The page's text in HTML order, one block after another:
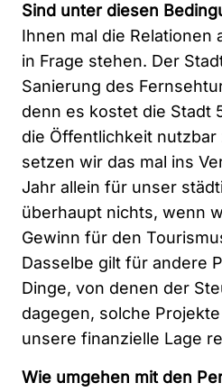
Sind unter diesen
Ihnen mal die
in Frage stehen. Der
Sanierung des
denn es kostet die Stadt
die Öffentlichkeit nutzbar
setzen wir das mal ins
Jahr allein für unser
überhaupt nichts, wenn
Gewinn für den
Dasselbe gilt für andere
Dinge, von denen der
dagegen, solche
unsere finanzielle Lage
Wie umgehen mit den